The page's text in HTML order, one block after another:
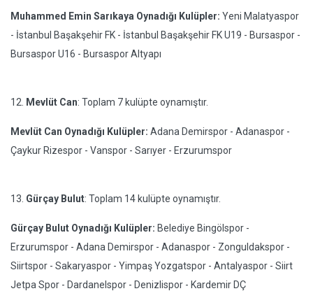
Muhammed Emin Sarıkaya Oynadığı Kulüpler: Yeni Malatyaspor
- İstanbul Başakşehir FK - İstanbul Başakşehir FK U19 - Bursaspor -
Bursaspor U16 - Bursaspor Altyapı
12. Mevlüt Can: Toplam 7 kulüpte oynamıştır.
Mevlüt Can Oynadığı Kulüpler: Adana Demirspor - Adanaspor -
Çaykur Rizespor - Vanspor - Sarıyer - Erzurumspor
13. Gürçay Bulut: Toplam 14 kulüpte oynamıştır.
Gürçay Bulut Oynadığı Kulüpler: Belediye Bingölspor -
Erzurumspor - Adana Demirspor - Adanaspor - Zonguldakspor -
Siirtspor - Sakaryaspor - Yimpaş Yozgatspor - Antalyaspor - Siirt
Jetpa Spor - Dardanelspor - Denizlispor - Kardemir DÇ